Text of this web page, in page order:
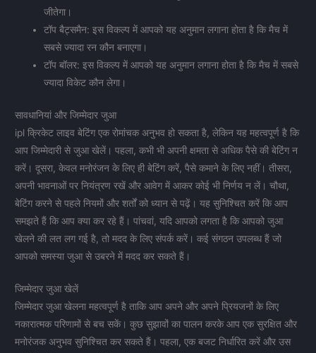
जीतेगा।
टॉप बैट्समैन: इस विकल्प में आपको यह अनुमान लगाना होता है कि मैच में
सबसे ज्यादा रन कौन बनाएगा।
टॉप बॉलर: इस विकल्प में आपको यह अनुमान लगाना होता है कि मैच में सबसे
ज्यादा विकेट कौन लेगा।
सावधानियां और जिम्मेदार जुआ
ipl क्रिकेट लाइव बेटिंग एक रोमांचक अनुभव हो सकता है, लेकिन यह महत्वपूर्ण है कि
आप जिम्मेदारी से जुआ खेलें। पहला, कभी भी अपनी क्षमता से अधिक पैसे की बेटिंग न
करें। दूसरा, केवल मनोरंजन के लिए ही बेटिंग करें, पैसे कमाने के लिए नहीं। तीसरा,
अपनी भावनाओं पर नियंत्रण रखें और आवेग में आकर कोई भी निर्णय न लें। चौथा,
बेटिंग करने से पहले नियमों और शर्तों को ध्यान से पढ़ें। यह सुनिश्चित करें कि आप
समझते हैं कि आप क्या कर रहे हैं। पांचवां, यदि आपको लगता है कि आपको जुआ
खेलने की लत लग गई है, तो मदद के लिए संपर्क करें। कई संगठन उपलब्ध हैं जो
आपको समस्या जुआ से उबरने में मदद कर सकते हैं।
जिम्मेदार जुआ खेलें
जिम्मेदार जुआ खेलना महत्वपूर्ण है ताकि आप अपने और अपने प्रियजनों के लिए
नकारात्मक परिणामों से बच सकें। कुछ सुझावों का पालन करके आप एक सुरक्षित और
मनोरंजक अनुभव सुनिश्चित कर सकते हैं। पहला, एक बजट निर्धारित करें और उस